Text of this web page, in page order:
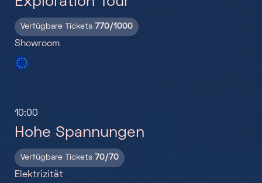
Verfügbare Tickets 770/1000
Showroom
10:00
Hohe Spannungen
Verfügbare Tickets 70/70
Elektrizität